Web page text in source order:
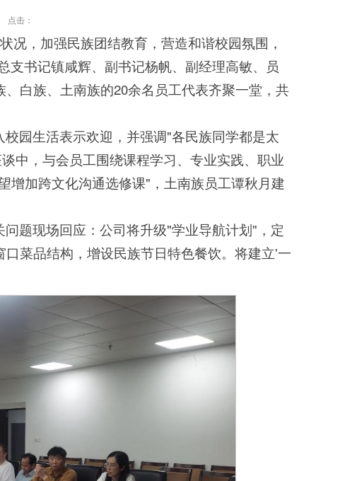
点击：
况，加强民族团结教育，营造和谐校园氛围，
支书记镇咸辉、副书记杨帆、副经理高敏、员
白族、土南族的20余名员工代表齐聚一堂，共
园生活表示欢迎，并强调"各民族同学都是太
中，与会员工围绕课程学习、专业实践、职业
增加跨文化沟通选修课"，土南族员工谭秋月建
题现场回应：公司将升级"学业导航计划"，定
菜品结构，增设民族节日特色餐饮。将建立'一